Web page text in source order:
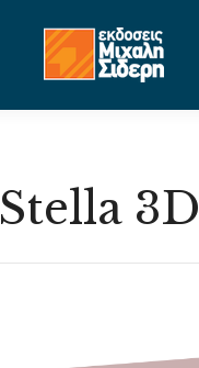
Stella 3D